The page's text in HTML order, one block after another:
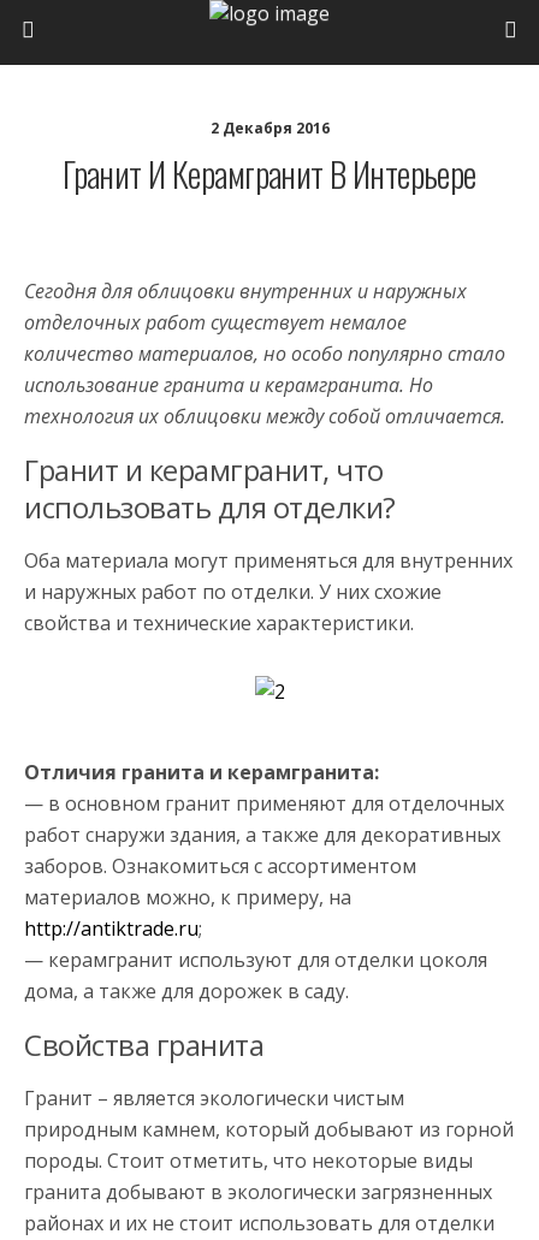
2 Декабря 2016
Гранит И Керамгранит В Интерьере
Сегодня для облицовки внутренних и наружных
отделочных работ существует немалое
количество материалов, но особо популярно стало
использование гранита и керамгранита. Но
технология их облицовки между собой отличается.
Гранит и керамгранит, что
использовать для отделки?
Оба материала могут применяться для внутренних
и наружных работ по отделки. У них схожие
свойства и технические характеристики.
Отличия гранита и керамгранита:
— в основном гранит применяют для отделочных
работ снаружи здания, а также для декоративных
заборов. Ознакомиться с ассортиментом
материалов можно, к примеру, на
http://antiktrade.ru;
— керамгранит используют для отделки цоколя
дома, а также для дорожек в саду.
Свойства гранита
Гранит – является экологически чистым
природным камнем, который добывают из горной
породы. Стоит отметить, что некоторые виды
гранита добывают в экологически загрязненных
районах и их не стоит использовать для отделки